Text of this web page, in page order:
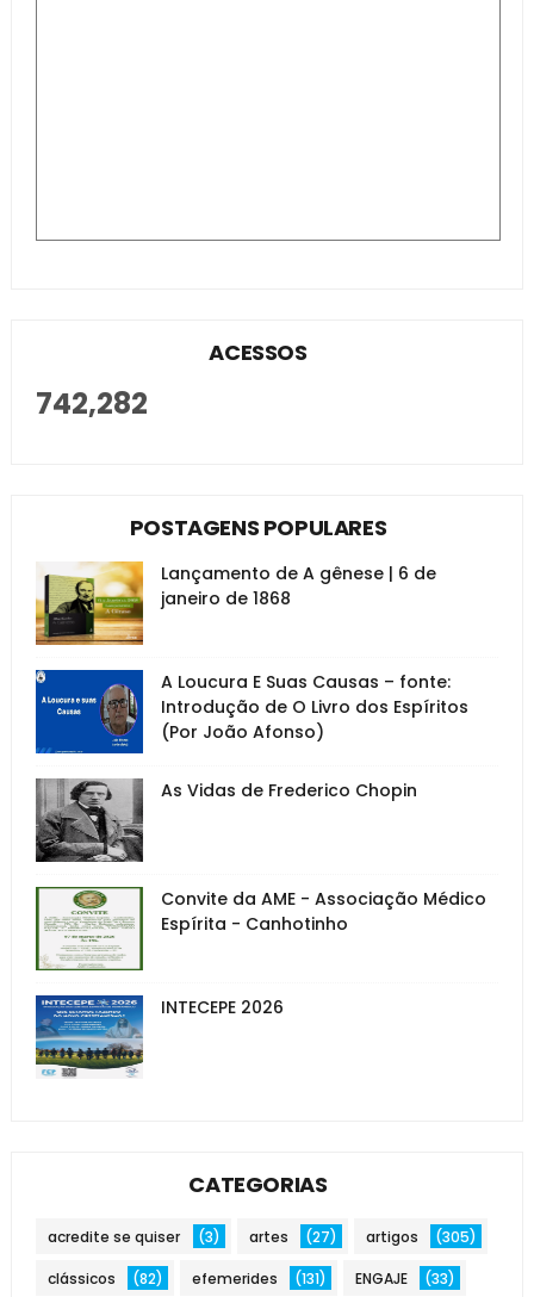
ACESSOS
742,282
POSTAGENS POPULARES
Lançamento de A gênese | 6 de
janeiro de 1868
A Loucura E Suas Causas – fonte:
Introdução de O Livro dos Espíritos
(Por João Afonso)
As Vidas de Frederico Chopin
Convite da AME - Associação Médico
Espírita - Canhotinho
INTECEPE 2026
CATEGORIAS
acredite se quiser (3) artes (27) artigos (305)
clássicos (82) efemerides (131) ENGAJE (33)